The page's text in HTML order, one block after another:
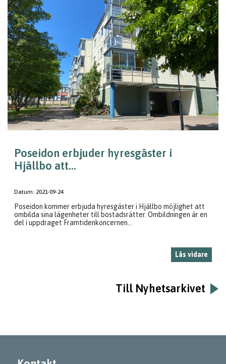
Poseidon erbjuder hyresgäster i
Hjällbo att...
Datum: 2021-09-24
Poseidon kommer erbjuda hyresgäster i Hjällbo möjlighet att
ombilda sina lägenheter till bostadsrätter. Ombildningen är en
del i uppdraget Framtidenkoncernen...
Läs vidare
Till Nyhetsarkivet